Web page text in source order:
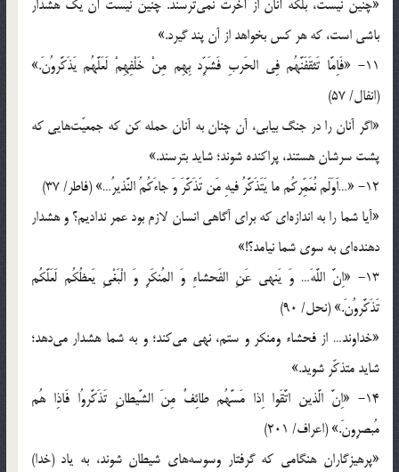
«چنين نيست، بلكه آنان از آخرت نمى‌ترسند. چنين نيست آن يك هشدار
باشى است، كه هر كس بخواهد از آن پند گيرد.»
11- «فَاِمَّا تَثقَفَنَّهُم فِى الحَربِ فَشَرِّد بِهِم مِنْ خَلْفِهِمْ لَعَلَّهُم يَذَكَّروُنَ.»
(انفال/ 57)
«اگر آنان را در جنگ بيابى، آن چنان به آنان حمله كن كه جمعيّت‌هايى كه
پشت سرشان هستند، پراكنده شوند؛ شايد بترسند.»
12- «…اَوَلَم نُعَمِّركُم ما يَتَذَكَّرُ فيهِ مَن تَذَكَّرَ وَ جاءَكُمُ النَّذيرُ…» (فاطر/ 37)
«آيا شما را به اندازه‌اى كه براى آگاهى انسان لازم بود عمر نداديم؟ و هشدار
دهنده‌اى به سوى شما نيامد؟!»
13- «اِنَّ اللَّهَ… وَ يَنهى عَنِ الفَحشاءِ وَ المُنكَرِ وَ الْبَغْىِ يَعظُكُم لَعَلَّكُم
تَذَكَّروُنَ.» (نحل/ 90)
«خداوند… از فحشاء ومنكر و ستم، نهى مى‌كند؛ و به شما هشدار مى‌دهد؛
شايد متذكّر شويد.»
14- «اِنَّ الَّذين اتَّقَوا اِذا مَسَّهُم طائِفٌ مِنَ الشَّيطانِ تَذَكَّروُا فَاذِا هُم
مُبصرِونَ.» (اعراف/ 201)
«پرهيزگاران هنگامى كه گرفتار وسوسه‌هاى شيطان شوند، به ياد (خدا)